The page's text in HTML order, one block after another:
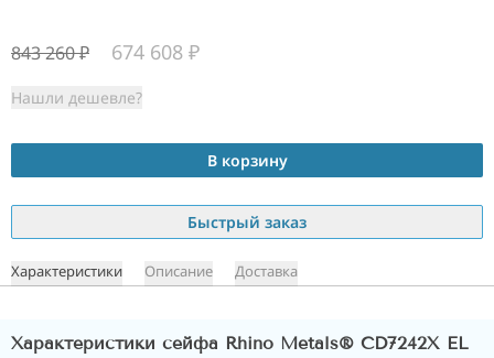
843 260₽ 674 608 ₽
Нашли дешевле?
В корзину
Быстрый заказ
Характеристики Описание Доставка
Характеристики сейфа Rhino Metals® CD7242X EL